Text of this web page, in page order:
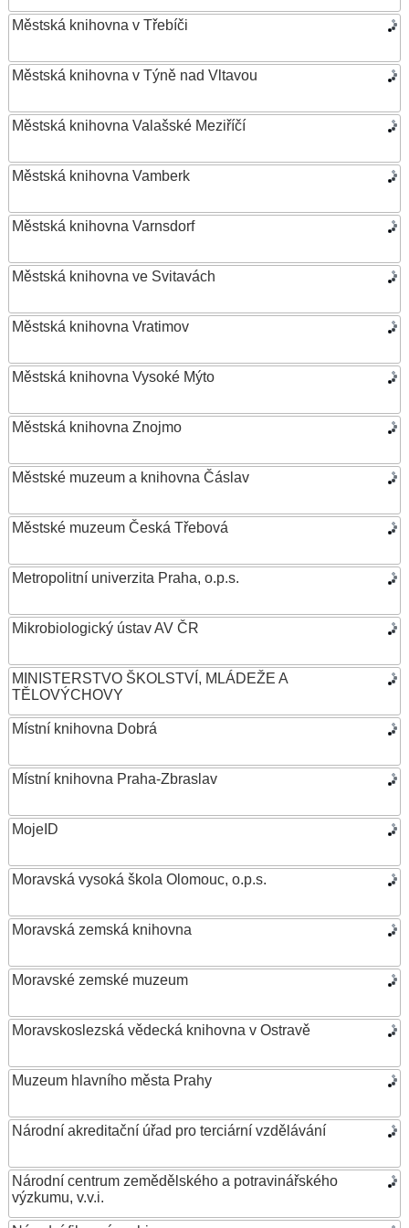
Městská knihovna v Třebíči
Městská knihovna v Týně nad Vltavou
Městská knihovna Valašské Meziříčí
Městská knihovna Vamberk
Městská knihovna Varnsdorf
Městská knihovna ve Svitavách
Městská knihovna Vratimov
Městská knihovna Vysoké Mýto
Městská knihovna Znojmo
Městské muzeum a knihovna Čáslav
Městské muzeum Česká Třebová
Metropolitní univerzita Praha, o.p.s.
Mikrobiologický ústav AV ČR
MINISTERSTVO ŠKOLSTVÍ, MLÁDEŽE A
TĚLOVÝCHOVY
Místní knihovna Dobrá
Místní knihovna Praha-Zbraslav
MojeID
Moravská vysoká škola Olomouc, o.p.s.
Moravská zemská knihovna
Moravské zemské muzeum
Moravskoslezská vědecká knihovna v Ostravě
Muzeum hlavního města Prahy
Národní akreditační úřad pro terciární vzdělávání
Národní centrum zemědělského a potravinářského
výzkumu, v.v.i.